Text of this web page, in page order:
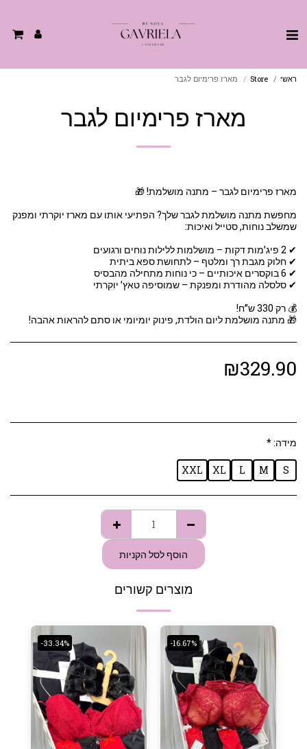
ראשי Store מארז פרימיום לגבר
מארז פרימיום לגבר
מחפשת מתנה מושלמת לגבר שלך? הפתיעי אותו עם מארז יוקרתי ומפנק
🎁 מתנה מושלמת ליום הולדת, פינוק יומיומי או סתם להראות אהבה!
₪329.90
מידה:*
S
M
L
XL
XXL
הוסף לסל הקניות
מוצרים קשורים
-16.67%
-33.34%